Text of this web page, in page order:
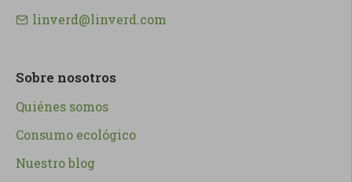
linverd@linverd.com
Sobre nosotros
Quiénes somos
Consumo ecológico
Nuestro blog